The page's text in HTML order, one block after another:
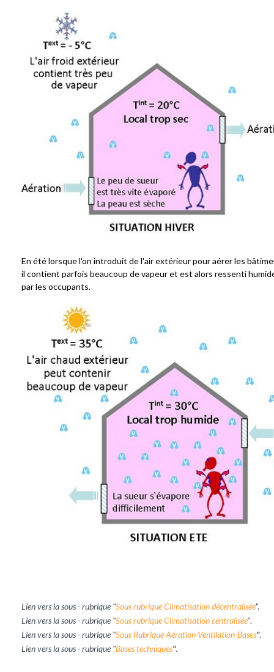
En été lorsque l'on introduit de l'air extérieur pour aérer les
il contient parfois beaucoup de vapeur et est alors ressenti
par les occupants.
Lien vers la sous - rubrique "Sous rubrique Climatisation décentralisée".
Lien vers la sous - rubrique "Sous rubrique Climatisation centralisée".
Lien vers la sous - rubrique "Sous Rubrique Aération-Ventilation-Bases".
Lien vers la sous - rubrique "Bases techniques".